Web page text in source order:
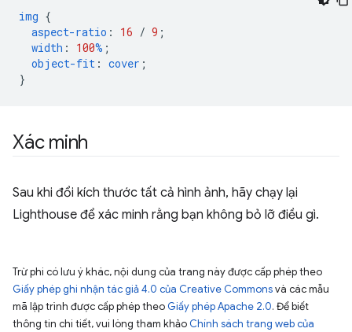
img {
aspect-ratio : 16 / 9 ;
width : 100% ;
object-fit : cover ;
}
Xác minh
Sau khi đổi kích thước tất cả hình ảnh, hãy chạy lại
Lighthouse để xác minh rằng bạn không bỏ lỡ điều gì.
Trừ phi có lưu ý khác, nội dung của trang này được cấp phép theo
Giấy phép ghi nhận tác giả 4.0 của Creative Commonsvà các mẫu
mã lập trình được cấp phép theo Giấy phép Apache 2.0. Để biết
thông tin chi tiết, vui lòng tham khảo Chính sách trang web của